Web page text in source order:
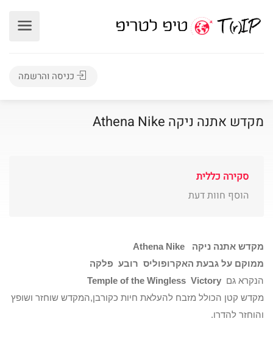
כניסה והרשמה
מקדש אתנה ניקה Athena Nike
סקירה כללית
הוסף חוות דעת
מקדש אתנה ניקה Athena Nike
ממוקם על גבעת האקרופוליס רובע פלקה
הנקרא גם
Temple of the Wingless Victory
מקדש קטן הכולל מזבח להעלאת חיות כקורבן,המקדש שוחזר ושופץ
והוחזר להדרו.